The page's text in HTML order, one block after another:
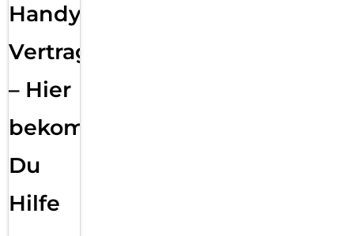
Handy
Vertragsabwicklung
– Hier
bekommst
Du
Hilfe